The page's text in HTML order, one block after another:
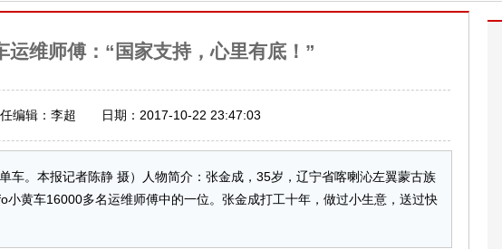
运维师傅：“国家支持，心里有底！”
编辑：李超 日期：2017-10-22 23:47:03
车。本报记者陈静 摄）人物简介：张金成，35岁，辽宁省喀喇沁左翼蒙古族
小黄车16000多名运维师傅中的一位。张金成打工十年，做过小生意，送过快